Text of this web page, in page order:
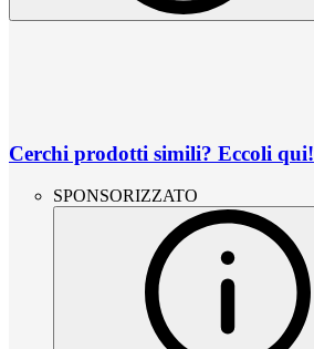
Cerchi prodotti simili? Eccoli qui!
SPONSORIZZATO